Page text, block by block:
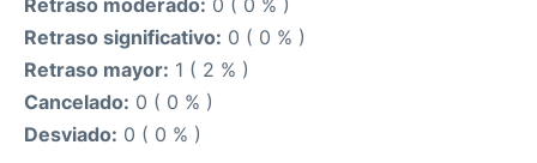
Retraso moderado: 0 ( 0 % )
Retraso significativo: 0 ( 0 % )
Retraso mayor: 1 ( 2 % )
Cancelado: 0 ( 0 % )
Desviado: 0 ( 0 % )